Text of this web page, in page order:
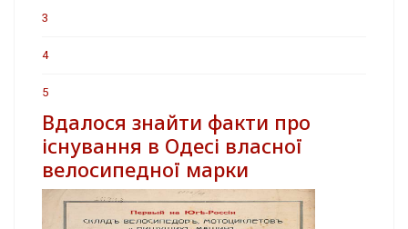
3
4
5
Вдалося знайти факти про
існування в Одесі власної
велосипедної марки